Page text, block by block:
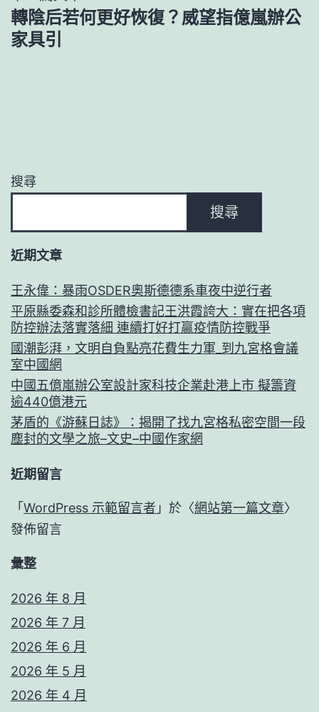
轉陰后若何更好恢復？威望指億嵐辦公
家具引
搜尋
搜尋
近期文章
王永偉：暴雨OSDER奧斯德德系車夜中逆行者
平原縣委森和診所體檢書記王洪霞誇大：實在把各項
防控辦法落實落細 連續打好打贏疫情防控戰爭
國潮彭湃，文明自負點亮花費生力軍_到九宮格會議
室中國網
中國五億嵐辦公室設計家科技企業赴港上市 擬籌資
逾440億港元
茅盾的《游蘇日誌》：揭開了找九宮格私密空間一段
塵封的文學之旅–文史–中國作家網
近期留言
「 WordPress 示範留言者 」於〈網站第一篇文章〉
發佈留言
彙整
2026 年 8 月
2026 年 7 月
2026 年 6 月
2026 年 5 月
2026 年 4 月